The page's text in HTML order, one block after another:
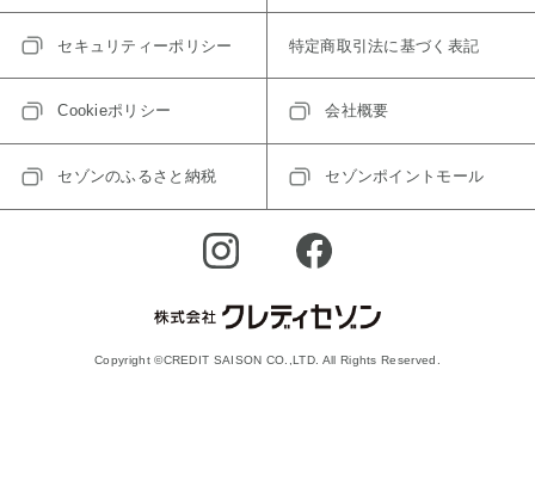
セキュリティーポリシー 特定商取引法に基づく表記
Cookieポリシー 会社概要
セゾンのふるさと納税 セゾンポイントモール
Copyright ©CREDIT SAISON CO.,LTD. All Rights Reserved.